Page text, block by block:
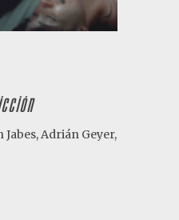
Jabes, Adrián Geyer,